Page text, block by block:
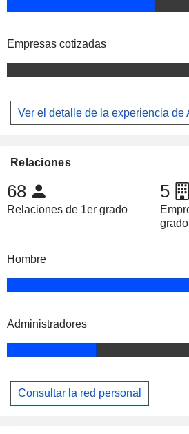
Empresas cotizadas
Ver el detalle de la experiencia de
Relaciones
68
Relaciones de 1er grado
5
grado
Hombre
Administradores
Consultar la red personal